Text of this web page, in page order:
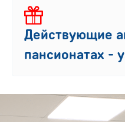
Действующие
пансионатах -